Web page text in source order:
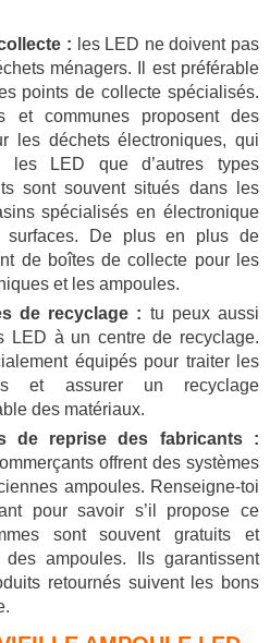
: les LED ne doivent pas
ménagers. Il est préférable
points de collecte spécialisés.
et communes proposent des
les déchets électroniques, qui
les LED que d’autres types
sont souvent situés dans les
spécialisés en électronique
surfaces. De plus en plus de
de boîtes de collecte pour les
et les ampoules.
de recyclage : tu peux aussi
LED à un centre de recyclage.
équipés pour traiter les
et assurer un recyclage
des matériaux.
de reprise des fabricants :
offrent des systèmes
ampoules. Renseigne-toi
pour savoir s’il propose ce
sont souvent gratuits et
ampoules. Ils garantissent
retournés suivent les bons